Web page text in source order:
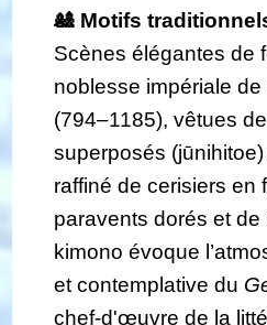
🎎 Motifs
Scènes élégantes de
noblesse impériale de
(794–1185), vêtues
superposés
raffiné de cerisiers en
paravents dorés et
kimono évoque
et contemplative du
chef-d'œuvre de la